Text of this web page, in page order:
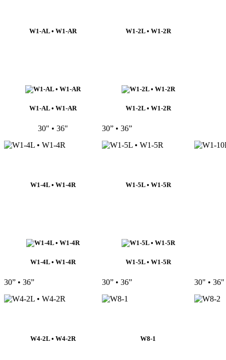
W1-AL • W1-AR
W1-AL • W1-AR
30" • 36"
W1-2L • W1-2R
W1-2L • W1-2R
30” • 36”
W1-4L • W1-4R
W1-4L • W1-4R
30” • 36”
W1-5L • W1-5R
W1-5L • W1-5R
30” • 36” 30" • 36"
W4-2L • W4-2R W8-1